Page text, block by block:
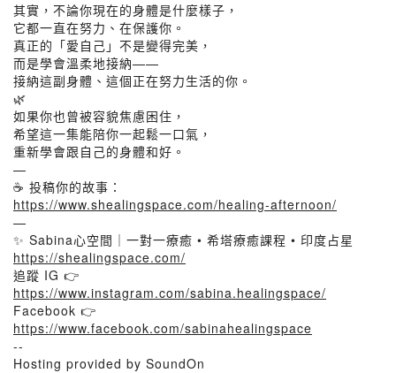
其實，不論你現在的身體是什麼樣子，
它都一直在努力、在保護你。
真正的「愛自己」不是變得完美，
而是學會溫柔地接納——
接納這副身體、這個正在努力生活的你。
🌿
如果你也曾被容貌焦慮困住，
希望這一集能陪你一起鬆一口氣，
重新學會跟自己的身體和好。
—
☕ 投稿你的故事：
https://www.shealingspace.com/healing-afternoon/
—
✨ Sabina心空間｜一對一療癒 • 希塔療癒課程 • 印度占星
https://shealingspace.com/
追蹤 IG 👉
https://www.instagram.com/sabina.healingspace/
Facebook 👉
https://www.facebook.com/sabinahealingspace
--
Hosting provided by SoundOn